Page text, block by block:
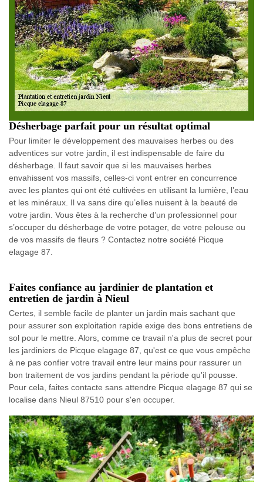
Désherbage parfait pour un résultat optimal
Pour limiter le développement des mauvaises herbes ou des
adventices sur votre jardin, il est indispensable de faire du
désherbage. Il faut savoir que si les mauvaises herbes
envahissent vos massifs, celles-ci vont entrer en concurrence
avec les plantes qui ont été cultivées en utilisant la lumière, l’eau
et les minéraux. Il va sans dire qu’elles nuisent à la beauté de
votre jardin. Vous êtes à la recherche d’un professionnel pour
s’occuper du désherbage de votre potager, de votre pelouse ou
de vos massifs de fleurs ? Contactez notre société Picque
elagage 87.
Faites confiance au jardinier de plantation et
entretien de jardin à Nieul
Certes, il semble facile de planter un jardin mais sachant que
pour assurer son exploitation rapide exige des bons entretiens de
sol pour le mettre. Alors, comme ce travail n'a plus de secret pour
les jardiniers de Picque elagage 87, qu'est ce que vous empêche
à ne pas confier votre travail entre leur mains pour rassurer un
bon traitement de vos jardins pendant la période qu'il pousse.
Pour cela, faites contacte sans attendre Picque elagage 87 qui se
localise dans Nieul 87510 pour s'en occuper.